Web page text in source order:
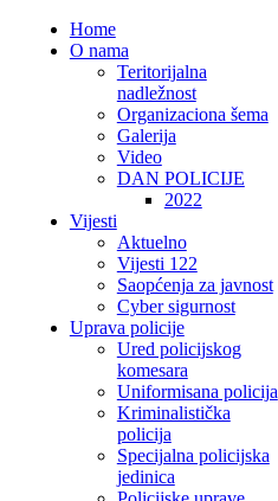
Home
O nama
Teritorijalna
nadležnost
Organizaciona šema
Galerija
Video
DAN POLICIJE
2022
Vijesti
Aktuelno
Vijesti 122
Saopćenja za javnost
Cyber sigurnost
Uprava policije
Ured policijskog
komesara
Uniformisana policija
Kriminalistička
policija
Specijalna policijska
jedinica